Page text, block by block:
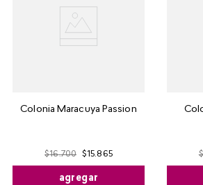
Colonia Maracuya Passion
$16.700 $15.865
agregar
$